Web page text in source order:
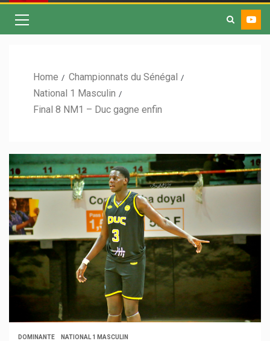
Home
Championnats du Sénégal
National 1 Masculin
Final 8 NM1 – Duc gagne enfin
DOMINANTE NATIONAL 1 MASCULIN